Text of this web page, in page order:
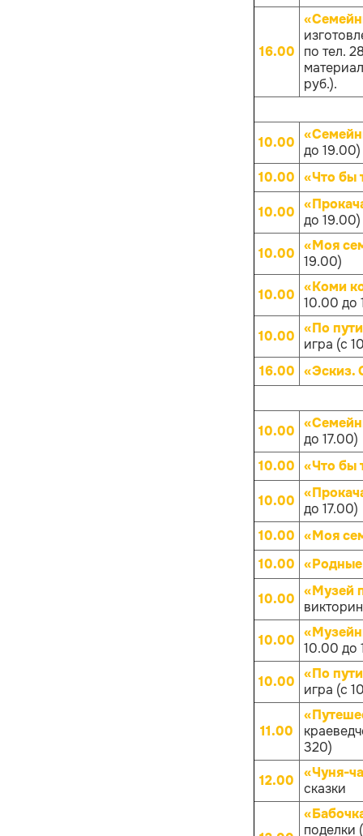
16.00
по тел.
руб.).
10.00 до 19.00)
10.00 «Что бы
10.00 до 19.00)
10.00 «Моя
19.00)
10.00 «Коми
10.00 до
10.00 «По
игра (с
16.00 «Эскиз.
10.00 до 17.00)
10.00 «Что бы
10.00 до 17.00)
10.00 «Моя
10.00
10.00 «Музей
10.00 10.00 до
10.00 «По
игра (с
11.00
320)
12.00
«Чуня-
сказки
поделки